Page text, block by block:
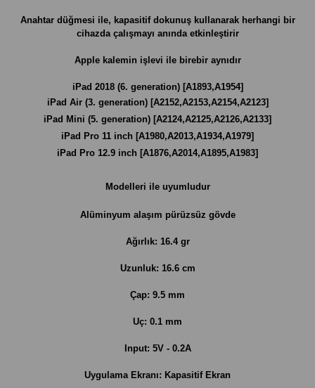
Anahtar düğmesi ile, kapasitif dokunuş kullanarak herhangi bir
cihazda çalışmayı anında etkinleştirir
Apple kalemin işlevi ile birebir aynıdır
iPad 2018 (6. generation) [A1893,A1954]
iPad Air (3. generation) [A2152,A2153,A2154,A2123]
iPad Mini (5. generation) [A2124,A2125,A2126,A2133]
iPad Pro 11 inch [A1980,A2013,A1934,A1979]
iPad Pro 12.9 inch [A1876,A2014,A1895,A1983]
Modelleri ile uyumludur
Alüminyum alaşım pürüzsüz gövde
Ağırlık: 16.4 gr
Uzunluk: 16.6 cm
Çap: 9.5 mm
Uç: 0.1 mm
Input: 5V - 0.2A
Uygulama Ekranı: Kapasitif Ekran